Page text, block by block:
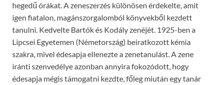
hegedű órákat. A zeneszerzés különösen érdekelte, amit
igen fiatalon, magánszorgalomból könyvekből kezdett
tanulni. Kedvelte Bartók és Kodály zenéjét. 1925-ben a
Lipcsei Egyetemen (Németország) beiratkozott kémia
szakra, mivel édesapja ellenezte a zenetanulást. A zene
iránti szenvedélye azonban annyira fokozódott, hogy
édesapja mégis támogatni kezdte, főleg miután egy tanár